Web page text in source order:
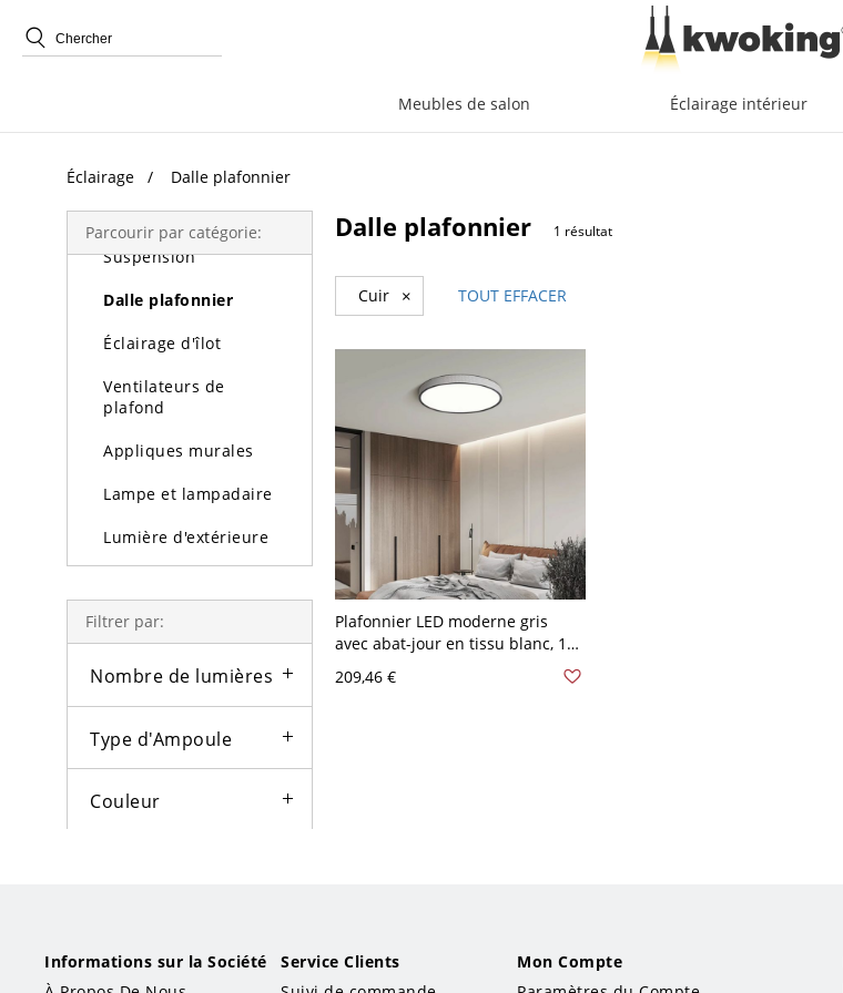
Meubles de salon Éclairage intérieur
Éclairage Dalle plafonnier
Parcourir par catégorie:
Éclairage
Lustres
Suspension
Dalle plafonnier
Éclairage d'îlot
Ventilateurs de
plafond
Appliques murales
Lampe et lampadaire
Lumière d'extérieure
Filtrer par:
Nombre de lumières
Type d'Ampoule
Couleur
Dalle plafonnier 1 résultat
Cuir × TOUT EFFACER
Plafonnier LED moderne gris
avec abat-jour en tissu blanc, 1
pouces - 110 V-120 V Naturel
209,46 €
Informations sur la Société
Service Clients
Mon Compte